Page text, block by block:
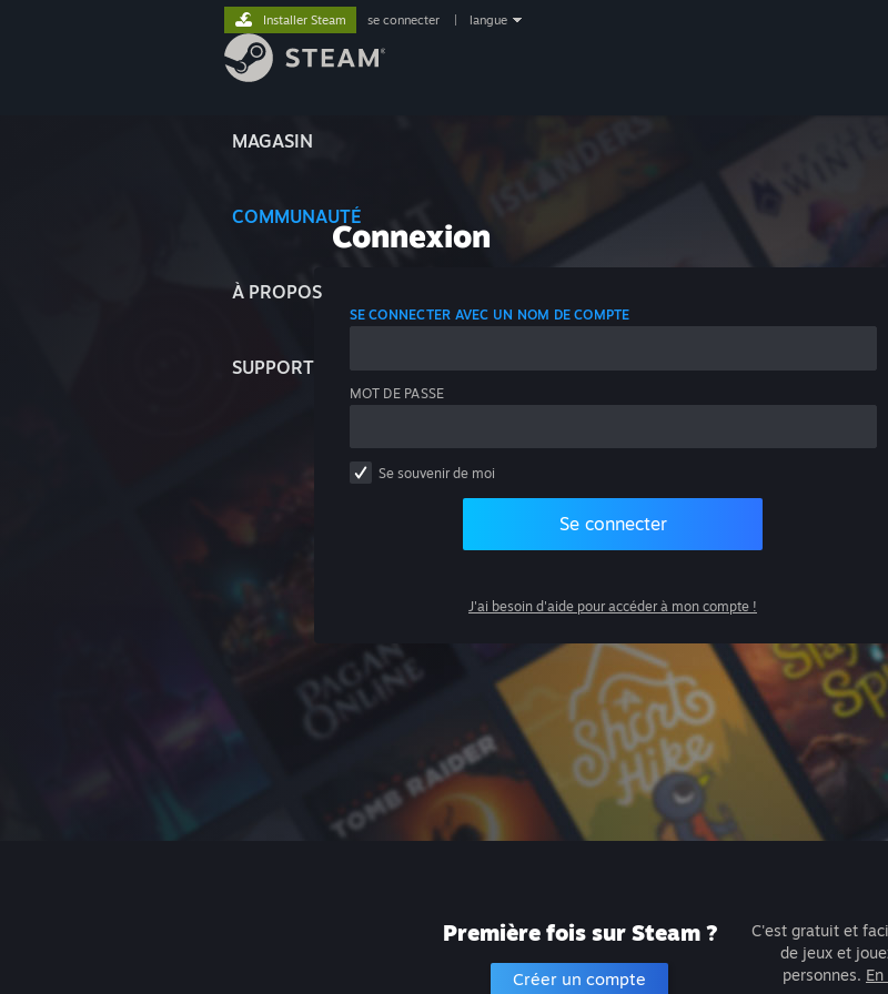
MAGASIN
COMMUNAUTÉ
À PROPOS
SUPPORT
Installer Steam se connecter langue
Connexion
SE CONNECTER AVEC UN NOM DE COMPTE
MOT DE PASSE
Se souvenir de moi
Se connecter
J'ai besoin d'aide pour accéder à mon compte !
Première fois sur Steam ?
Créer un compte
C'est gratuit et
de jeux et
personnes.